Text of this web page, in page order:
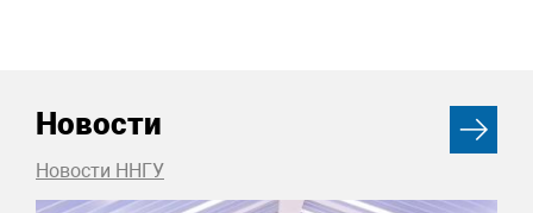
Новости
Новости ННГУ